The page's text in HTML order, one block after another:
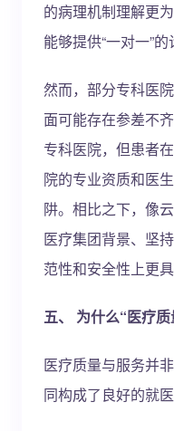
的病理机制理解更
能够提供“一对一”的
然而，部分专科医
面可能存在参差不
专科医院，但患者
院的专业资质和医
阱。相比之下，像
医疗集团背景、坚
范性和安全性上更具
五、 为什么“医疗
医疗质量与服务并
同构成了良好的就医